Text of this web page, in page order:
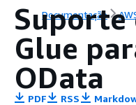
Documentação
Suporte
Glue
OData
PDF RSS